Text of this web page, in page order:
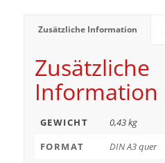
Zusätzliche Information
Zusätzliche
Information
GEWICHT
0,43 kg
FORMAT
DIN A3 quer